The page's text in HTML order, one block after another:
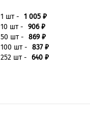
1 шт - 1 005 ₽
10 шт - 906 ₽
50 шт - 869 ₽
100 шт - 837 ₽
252 шт - 640 ₽